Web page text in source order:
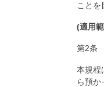
ことを
(適用
第2条
本規程
ら預